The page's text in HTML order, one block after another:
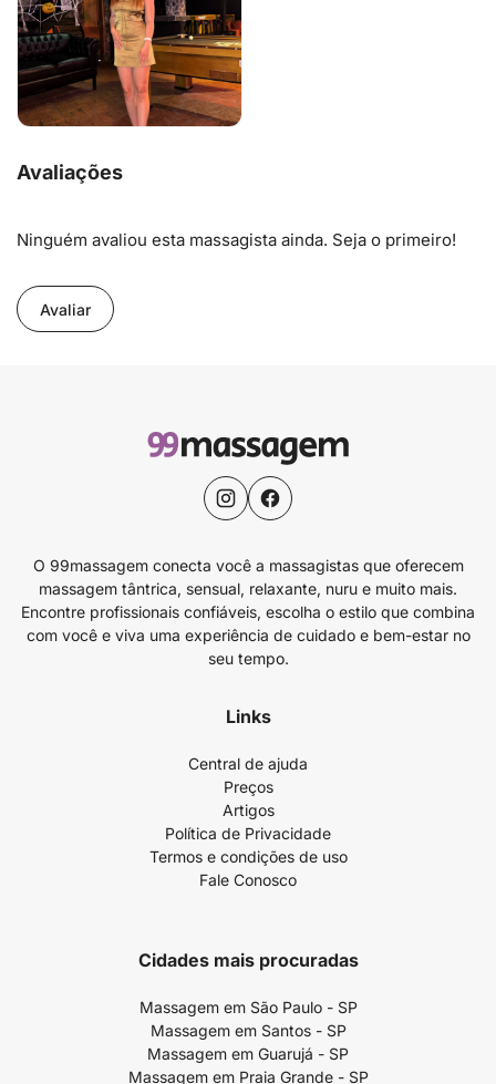
Avaliações
Ninguém avaliou esta massagista ainda. Seja o primeiro!
Avaliar
O 99massagem conecta você a massagistas que oferecem
massagem tântrica, sensual, relaxante, nuru e muito mais.
Encontre profissionais confiáveis, escolha o estilo que combina
com você e viva uma experiência de cuidado e bem-estar no
seu tempo.
Links
Central de ajuda
Preços
Artigos
Política de Privacidade
Termos e condições de uso
Fale Conosco
Cidades mais procuradas
Massagem em São Paulo - SP
Massagem em Santos - SP
Massagem em Guarujá - SP
Massagem em Praia Grande - SP